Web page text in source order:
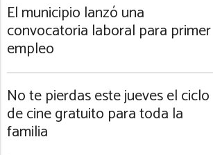
El municipio lanzó una
convocatoria laboral para primer
empleo
No te pierdas este jueves el ciclo
de cine gratuito para toda la
familia